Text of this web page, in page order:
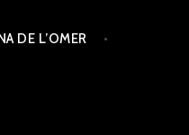
DE L’OMER